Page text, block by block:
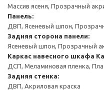
Массив ясеня, Прозрачный
Панель:
ДВП, Ясеневый шпон,
Задняя сторона панели:
Ясеневый шпон, Прозрачный
Каркас навесного шкафа
ДСП, Меламиновая пленка,
Задняя стенка:
ДВП, Акриловая краска